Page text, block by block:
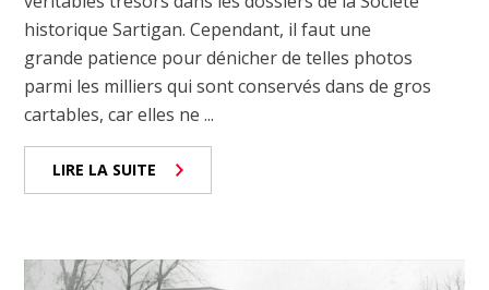
historique Sartigan. Cependant, il faut une
grande patience pour dénicher de telles photos
parmi les milliers qui sont conservés dans de gros
cartables, car elles ne ...
LIRE LA SUITE